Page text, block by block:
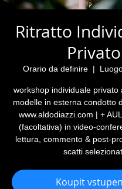
Ritratto
Privato
Orario da definire
  |
workshop individuale privato
modelle in esterna condotto
www.aldodiazzi.com | +
(facoltativa) in video-
lettura, commento & post-
scatti
Koupit